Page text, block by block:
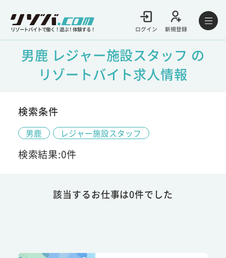
リゾートバイトで働く！遊ぶ！体験する！ ログイン 新規登録
男鹿 レジャー施設スタッフ の
リゾートバイト求人情報
検索条件
男鹿 レジャー施設スタッフ
検索結果:0件
該当するお仕事は0件でした